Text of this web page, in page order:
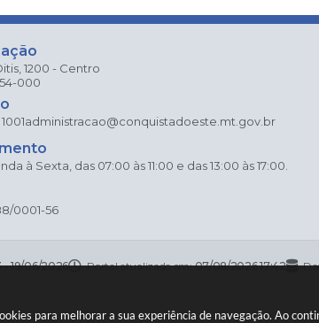
para melhorar a sua experiência de navegação. Ao
1200 - Centro
000
administracao@conquistadoeste.mt.gov.br
à Sexta, das 07:00 às 11:00 e das 13:00 às 17:00.
0001-56
- 19/06/2026 Portal atualizado em:07/08/2026 17:42